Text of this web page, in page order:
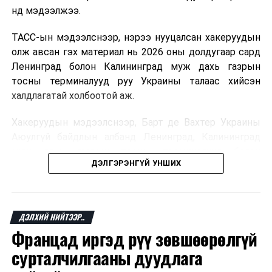
нд мэдээлжээ.
ТАСС-ын мэдээлснээр, нэрээ нууцалсан хакеруудын
олж авсан гэх материал нь 2026 оны долдугаар сард
Ленинград болон Калининград муж дахь газрын
тосны терминалууд руу Украины талаас хийсэн
халдлагатай холбоотой аж.
Хакеруудын мэдээлснээр, Барт де Вахтер Украины
муж дахь газрын тосны терминалууд болон
“Газпром”-ын шингэрүүлсэн байгалийн хий
мэдээлэл дамжуулсан гэх цахим харилцааны
баримтыг олж авчээ.
Мөн олдсон гэх захидал харилцаанд Барт де Вахтер
Украины Аюулгүй байдлын албаны Олон улсын
хамтын ажиллагааны төвийн төлөөлөгчидтэй цахим
ДЭЛГЭРЭНГҮЙ УНШИХ
ДЭЛХИЙ НИЙТЭЭР..
Францад иргэд рүү зөвшөөрөлгүй
сурталчилгааны дуудлага